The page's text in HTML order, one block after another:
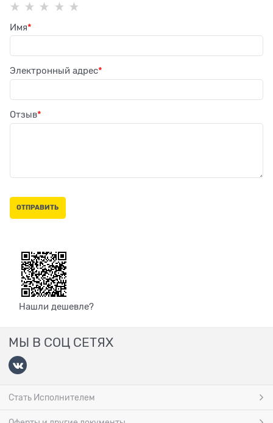
Имя
Электронный адрес
Отзыв
Нашли дешевле?
МЫ В СОЦ СЕТЯХ
Стать Исполнителем